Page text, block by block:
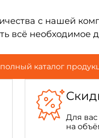
с нашей
всё
каталог
Для
на